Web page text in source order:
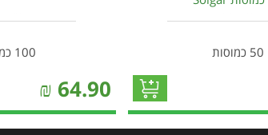
50 כמוסות 100 כמוסות
64.90
₪